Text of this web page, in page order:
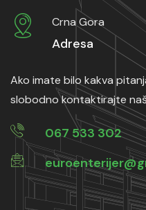
Crna Gora
Adresa
Ako imate bilo kakva
slobodno kontaktirajte
067 533 302